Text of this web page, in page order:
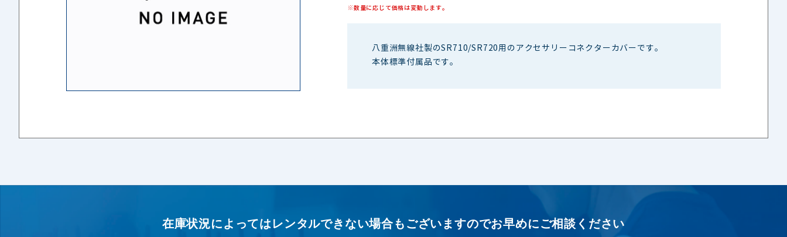
※数量に応じて価格は変動します。
八重洲無線社製のSR710/SR720用のアクセサリーコネクターカバーです。
本体標準付属品です。
在庫状況によってはレンタルできない場合もございますのでお早めにご相談ください